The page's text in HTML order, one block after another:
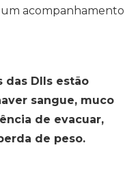
acompanhamento
das DIIs estão
sangue, muco
de evacuar,
de peso.